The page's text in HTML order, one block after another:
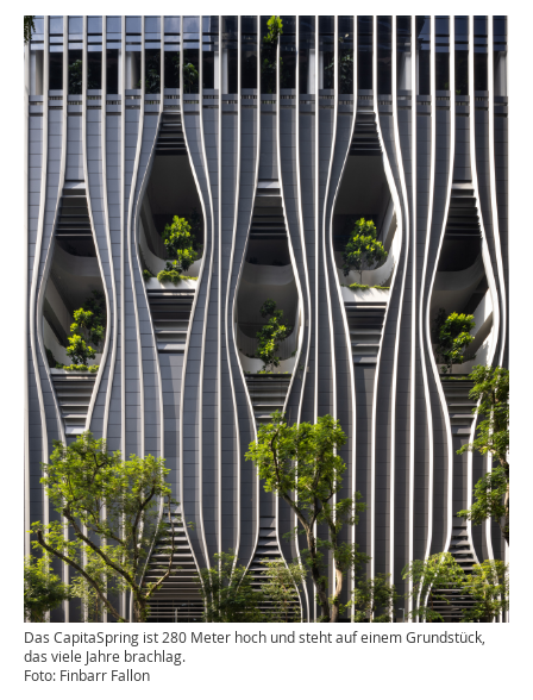
Das CapitaSpring ist 280 Meter hoch und steht auf einem Grundstück,
das viele Jahre brachlag.
Foto: Finbarr Fallon